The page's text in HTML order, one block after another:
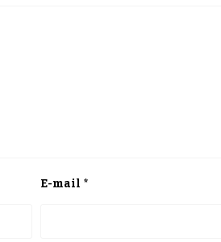
E-mail *